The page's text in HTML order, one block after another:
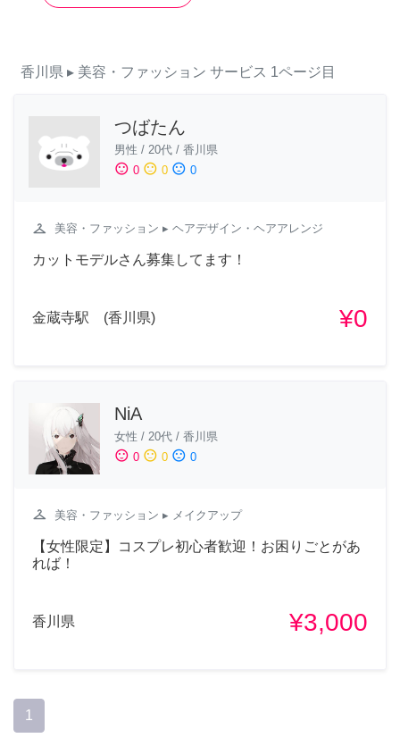
香川県 ▸ 美容・ファッション サービス 1ページ目
つばたん
男性 / 20代 / 香川県
sentiment_satisfied 0 sentiment_neutral 0 sentiment_dissatisfied 0
checkroom 美容・ファッション ▸ ヘアデザイン・ヘアアレンジ
カットモデルさん募集してます！
金蔵寺駅 (香川県) ¥0
NiA
女性 / 20代 / 香川県
sentiment_satisfied 0 sentiment_neutral 0 sentiment_dissatisfied 0
checkroom 美容・ファッション ▸ メイクアップ
【女性限定】コスプレ初心者歓迎！お困りごとがあ
れば！
香川県 ¥3,000
1